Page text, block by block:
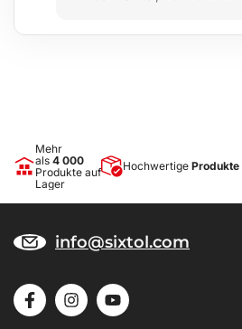
Mehr
als 4 000
Produkte auf
Lager
Hochwertige Produkte
info@sixtol.com